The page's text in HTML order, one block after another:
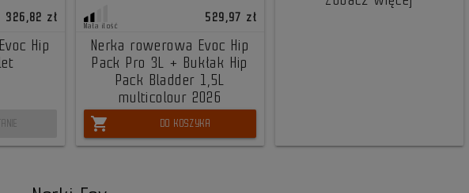
326,82 zł
Hip
Mała ilość
529,97 zł
Nerka rowerowa Evoc Hip
Pack Pro 3L + Bukłak Hip
Pack Bladder 1,5L
multicolour 2026
shopping_cart DO KOSZYKA